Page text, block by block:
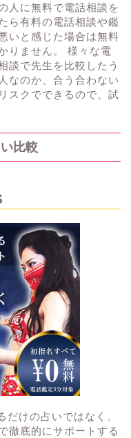
人に無料で電話相談を
ら有料の電話相談や鑑
いと感じた場合は無料
りません。 様々な電
談で先生を比較したう
なのか、合う合わない
スクでできるので、試
比較
けの占いではなく、
徹底的にサポートする